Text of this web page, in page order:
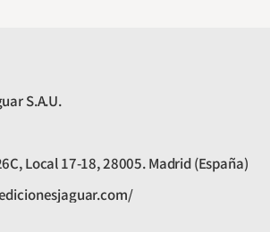
S.A.U.
Local 17-18, 28005. Madrid (España)